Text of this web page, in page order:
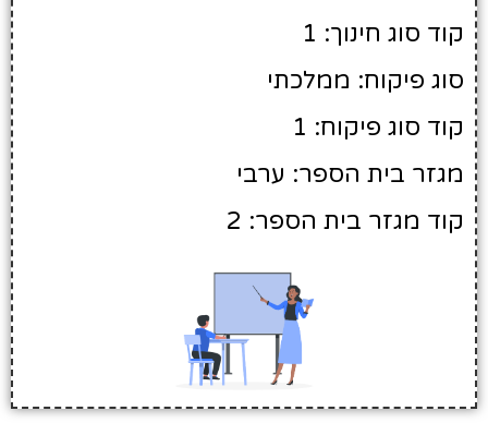
קוד סוג חינוך: 1
סוג פיקוח: ממלכתי
קוד סוג פיקוח: 1
מגזר בית הספר: ערבי
קוד מגזר בית הספר: 2